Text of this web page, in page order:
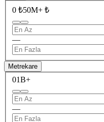
0 ₺50M+ ₺
—
Metrekare
01B+
—